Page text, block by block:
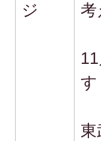
ジ
考
す